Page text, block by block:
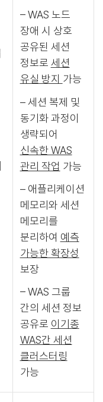
– WAS 노드
장애 시 상호
공유된 세션
정보로 세션
유실 방지 가능
– 세션 복제 및
동기화 과정이
생략되어
신속한 WAS
관리 작업 가능
– 애플리케이션
메모리와 세션
메모리를
분리하여 예측
가능한 확장성
보장
– WAS 그룹
간의 세션 정보
공유로 이기종
WAS간 세션
클러스터링
가능